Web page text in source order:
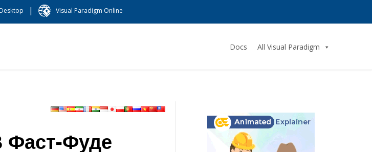
| Visual Paradigm Online
Docs All Visual Paradigm
Фаст-Фуде